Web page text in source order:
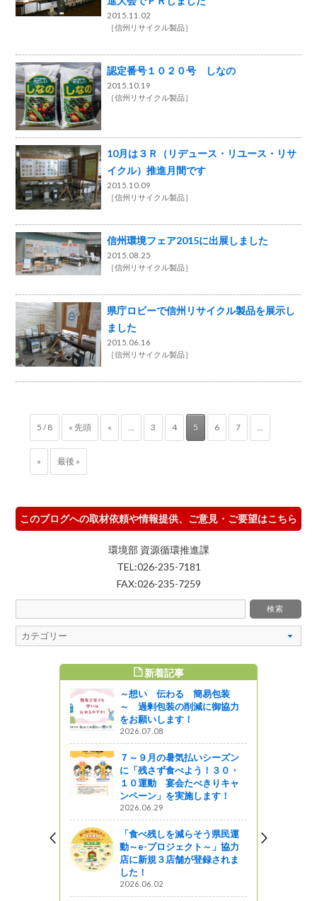
2015.11.02
［信州リサイクル製品］
認定番号１０２０号 しなの
2015.10.19
［信州リサイクル製品］
10月は３Ｒ（リデュース・リユース・リサ
イクル）推進月間です
2015.10.09
［信州リサイクル製品］
信州環境フェア2015に出展しました
2015.08.25
［信州リサイクル製品］
県庁ロビーで信州リサイクル製品を展示し
ました
2015.06.16
［信州リサイクル製品］
5 / 8 « 先頭 « ... 3 4 5 6 7 ...
» 最後 »
このブログへの取材依頼や情報提供、ご意見・ご要望はこちら
環境部 資源循環推進課
TEL:026-235-7181
FAX:026-235-7259
新着記事
～想い 伝わる 簡易包装
～ 過剰包装の削減に御協力
をお願いします！
2026.07.08
７～９月の暑気払いシーズン
に「残さず食べよう！３０・
１０運動 宴会たべきりキャ
ンペーン」を実施します！
2026.06.29
「食べ残しを減らそう県民運
動～e-プロジェクト～」協力
店に新規３店舗が登録されま
した！
2026.06.02